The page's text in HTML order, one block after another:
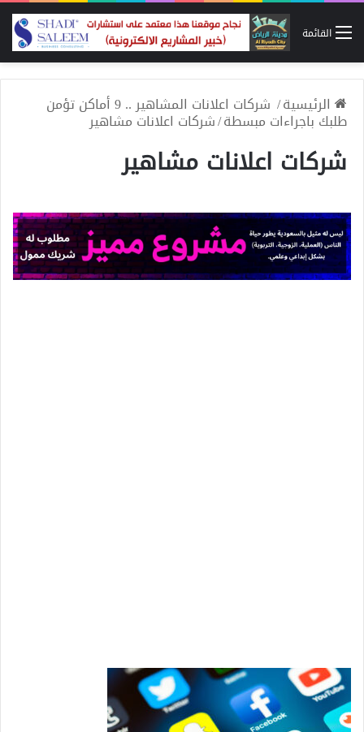
القائمة
الرئيسية/ شركات اعلانات المشاهير .. 9 أماكن تؤمن
طلبك باجراءات مبسطة/شركات اعلانات مشاهير
شركات اعلانات مشاهير